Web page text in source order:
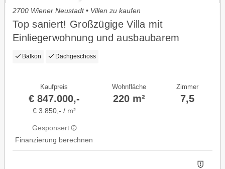
2700 Wiener Neustadt • Villen zu kaufen
Top saniert! Großzügige Villa mit
Einliegerwohnung und ausbaubarem
Dachgeschoss
Balkon Dachgeschoss
Kaufpreis
€ 847.000,-
€ 3.850,- / m²
Gesponsert
Finanzierung berechnen
Wohnfläche
220 m²
Zimmer
7,5